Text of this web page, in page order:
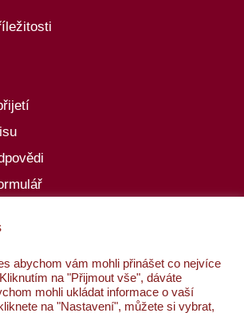
abychom vám mohli přinášet co nejvíce
na "Přijmout vše", dáváte
mohli ukládat informace o vaší
na "Nastavení", můžete si vybrat,